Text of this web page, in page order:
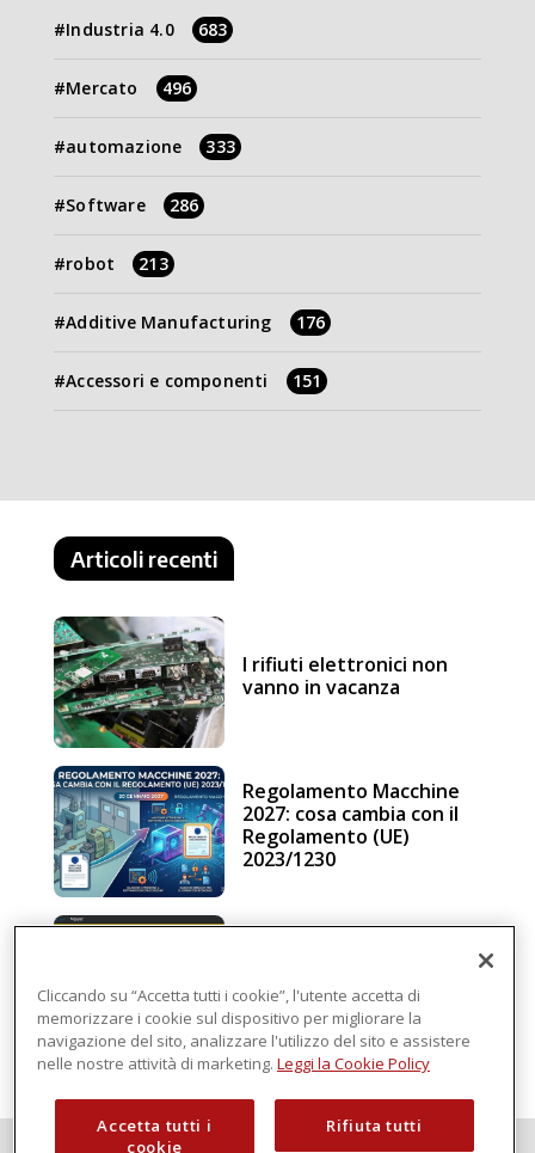
Industria 4.0 683
Mercato 496
automazione 333
Software 286
robot 213
Additive Manufacturing 176
Accessori e componenti 151
Articoli recenti
I rifiuti elettronici non
vanno in vacanza
Regolamento Macchine
2027: cosa cambia con il
Regolamento (UE)
2023/1230
intelligenza in cloud
Cliccando su “Accetta tutti i cookie”, l'utente accetta di
memorizzare i cookie sul dispositivo per migliorare la
navigazione del sito, analizzare l'utilizzo del sito e assistere
nelle nostre attività di marketing. Leggi la Cookie Policy
Accetta tutti i
cookie
Rifiuta tutti